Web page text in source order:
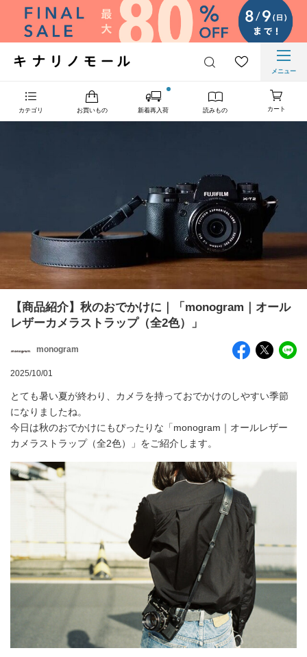
メニュー
カテゴリ お買いもの 新着再入荷 読みもの カート
【商品紹介】秋のおでかけに｜「monogram｜オール
レザーカメラストラップ（全2色）」
monogram
2025/10/01
とても暑い夏が終わり、カメラを持っておでかけのしやすい季節
になりましたね。
今日は秋のおでかけにもぴったりな「monogram｜オールレザー
カメラストラップ（全2色）」をご紹介します。